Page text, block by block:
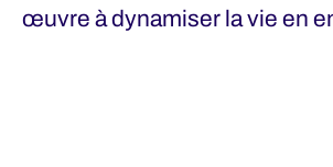
œuvre à dynamiser la vie en